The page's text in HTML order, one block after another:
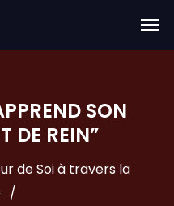
SON
DE REIN”
de Soi à travers la